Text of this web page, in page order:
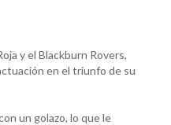
y el Blackburn Rovers,
en el triunfo de su
un golazo, lo que le